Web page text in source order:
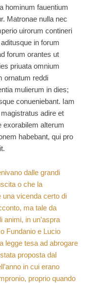
hominum fauentium
Matronae nulla nec
uirorum contineri
in forum
forum orantes ut
priuata omnium
ornatum reddi
mulierum in dies;
conueniebant. Iam
adire et
exorabilem alterum
habebant, qui pro
dalle grandi
o che la
vicenda certo di
ma tale da
animi, in un’aspra
Fundanio e Lucio
legge tesa ad abrogare
proposta dal
in cui erano
proprio quando